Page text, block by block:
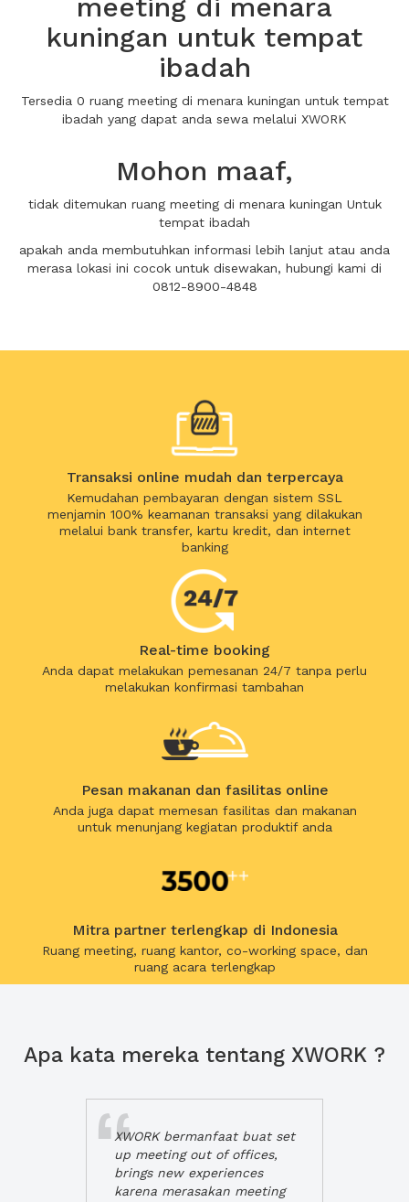
meeting di menara
kuningan untuk tempat
ibadah
Tersedia 0 ruang meeting di menara kuningan untuk tempat
ibadah yang dapat anda sewa melalui XWORK
Mohon maaf,
tidak ditemukan ruang meeting di menara kuningan Untuk
tempat ibadah
apakah anda membutuhkan informasi lebih lanjut atau anda
merasa lokasi ini cocok untuk disewakan, hubungi kami di
0812-8900-4848
Transaksi online mudah dan terpercaya
Kemudahan pembayaran dengan sistem SSL
menjamin 100% keamanan transaksi yang dilakukan
melalui bank transfer, kartu kredit, dan internet
banking
Real-time booking
Anda dapat melakukan pemesanan 24/7 tanpa perlu
melakukan konfirmasi tambahan
Pesan makanan dan fasilitas online
Anda juga dapat memesan fasilitas dan makanan
untuk menunjang kegiatan produktif anda
Mitra partner terlengkap di Indonesia
Ruang meeting, ruang kantor, co-working space, dan
ruang acara terlengkap
Apa kata mereka tentang XWORK ?
XWORK bermanfaat buat set
up meeting out of offices,
brings new experiences
karena merasakan meeting